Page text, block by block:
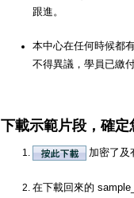
跟進。
本中心在任何時候都
不得異議，學員已繳
下載示範片段，確
加密了及
在下載回來的